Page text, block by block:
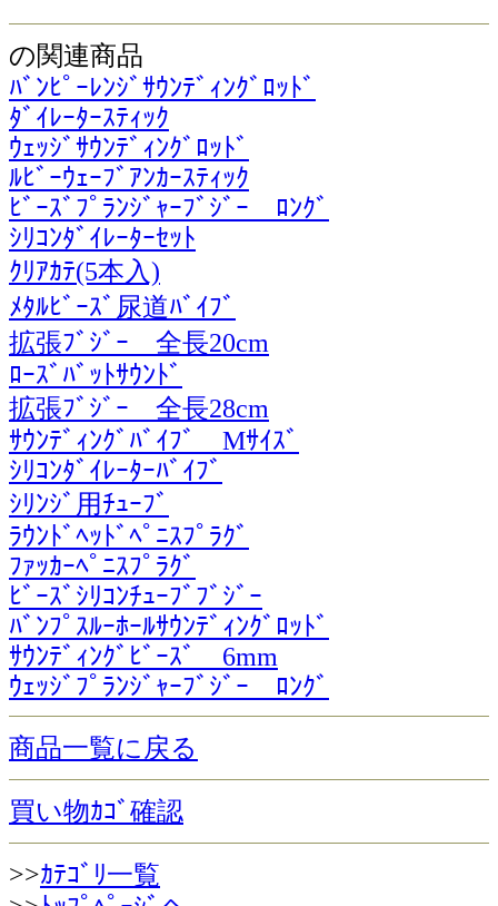
の関連商品
ﾊﾞﾝﾋﾟｰﾚﾝｼﾞｻｳﾝﾃﾞｨﾝｸﾞﾛｯﾄﾞ
ﾀﾞｲﾚｰﾀｰｽﾃｨｯｸ
ｳｪｯｼﾞｻｳﾝﾃﾞｨﾝｸﾞﾛｯﾄﾞ
ﾙﾋﾞｰｳｪｰﾌﾞｱﾝｶｰｽﾃｨｯｸ
ﾋﾞｰｽﾞﾌﾟﾗﾝｼﾞｬｰﾌﾞｼﾞｰ ﾛﾝｸﾞ
ｼﾘｺﾝﾀﾞｲﾚｰﾀｰｾｯﾄ
ｸﾘｱｶﾃ(5本入)
ﾒﾀﾙﾋﾞｰｽﾞ尿道ﾊﾞｲﾌﾞ
拡張ﾌﾞｼﾞｰ 全長20cm
ﾛｰｽﾞﾊﾞｯﾄｻｳﾝﾄﾞ
拡張ﾌﾞｼﾞｰ 全長28cm
ｻｳﾝﾃﾞｨﾝｸﾞﾊﾞｲﾌﾞ Mｻｲｽﾞ
ｼﾘｺﾝﾀﾞｲﾚｰﾀｰﾊﾞｲﾌﾞ
ｼﾘﾝｼﾞ用ﾁｭｰﾌﾞ
ﾗｳﾝﾄﾞﾍｯﾄﾞﾍﾟﾆｽﾌﾟﾗｸﾞ
ﾌｧｯｶｰﾍﾟﾆｽﾌﾟﾗｸﾞ
ﾋﾞｰｽﾞｼﾘｺﾝﾁｭｰﾌﾞﾌﾞｼﾞｰ
ﾊﾞﾝﾌﾟｽﾙｰﾎｰﾙｻｳﾝﾃﾞｨﾝｸﾞﾛｯﾄﾞ
ｻｳﾝﾃﾞｨﾝｸﾞﾋﾞｰｽﾞ 6mm
ｳｪｯｼﾞﾌﾟﾗﾝｼﾞｬｰﾌﾞｼﾞｰ ﾛﾝｸﾞ
商品一覧に戻る
買い物ｶｺﾞ確認
>>ｶﾃｺﾞﾘ一覧